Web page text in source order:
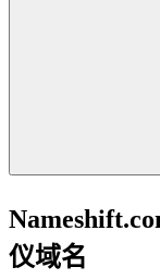
仪域名